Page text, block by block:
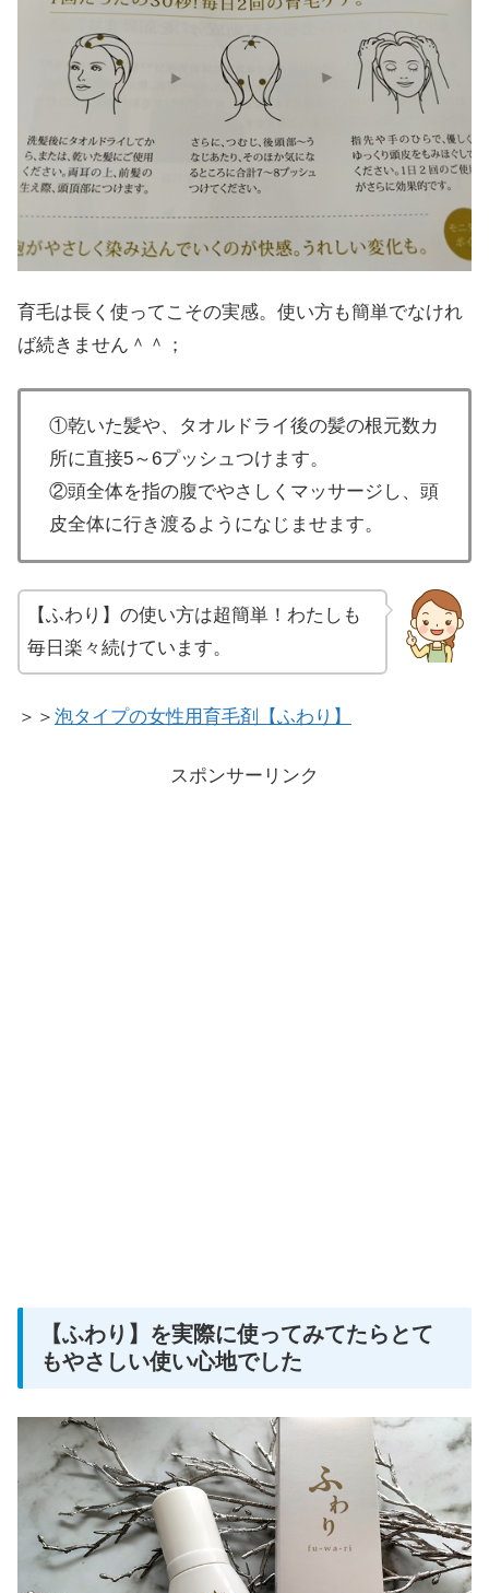
育毛は長く使ってこその実感。使い方も簡単でなけれ
ば続きません＾＾；
①乾いた髪や、タオルドライ後の髪の根元数カ
所に直接5～6プッシュつけます。
②頭全体を指の腹でやさしくマッサージし、頭
皮全体に行き渡るようになじませます。
【ふわり】の使い方は超簡単！わたしも
毎日楽々続けています。
＞＞ 泡タイプの女性用育毛剤【ふわり】
スポンサーリンク
【ふわり】を実際に使ってみてたらとて
もやさしい使い心地でした